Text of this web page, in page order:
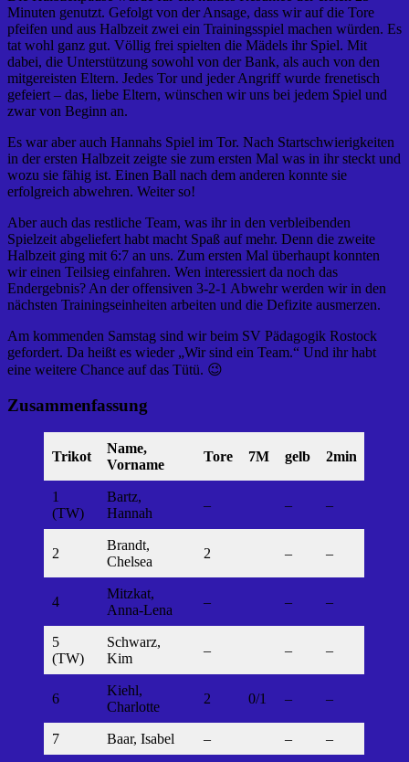
Minuten genutzt. Gefolgt von der Ansage, dass wir auf die Tore
pfeifen und aus Halbzeit zwei ein Trainingsspiel machen würden. Es
tat wohl ganz gut. Völlig frei spielten die Mädels ihr Spiel. Mit
dabei, die Unterstützung sowohl von der Bank, als auch von den
mitgereisten Eltern. Jedes Tor und jeder Angriff wurde frenetisch
gefeiert – das, liebe Eltern, wünschen wir uns bei jedem Spiel und
zwar von Beginn an.
Es war aber auch Hannahs Spiel im Tor. Nach Startschwierigkeiten
in der ersten Halbzeit zeigte sie zum ersten Mal was in ihr steckt und
wozu sie fähig ist. Einen Ball nach dem anderen konnte sie
erfolgreich abwehren. Weiter so!
Aber auch das restliche Team, was ihr in den verbleibenden
Spielzeit abgeliefert habt macht Spaß auf mehr. Denn die zweite
Halbzeit ging mit 6:7 an uns. Zum ersten Mal überhaupt konnten
wir einen Teilsieg einfahren. Wen interessiert da noch das
Endergebnis? An der offensiven 3-2-1 Abwehr werden wir in den
nächsten Trainingseinheiten arbeiten und die Defizite ausmerzen.
Am kommenden Samstag sind wir beim SV Pädagogik Rostock
gefordert. Da heißt es wieder „Wir sind ein Team.“ Und ihr habt
eine weitere Chance auf das Tütü. 😉
Zusammenfassung
Trikot
Name,
Vorname
Tore 7M gelb 2min
1
(TW)
Bartz,
Hannah
– – –
2
Brandt,
Chelsea
2 – –
4
Mitzkat,
Anna-Lena
– – –
5
(TW)
Schwarz,
Kim
– – –
6
Kiehl,
Charlotte
2 0/1 – –
7 Baar, Isabel – – –